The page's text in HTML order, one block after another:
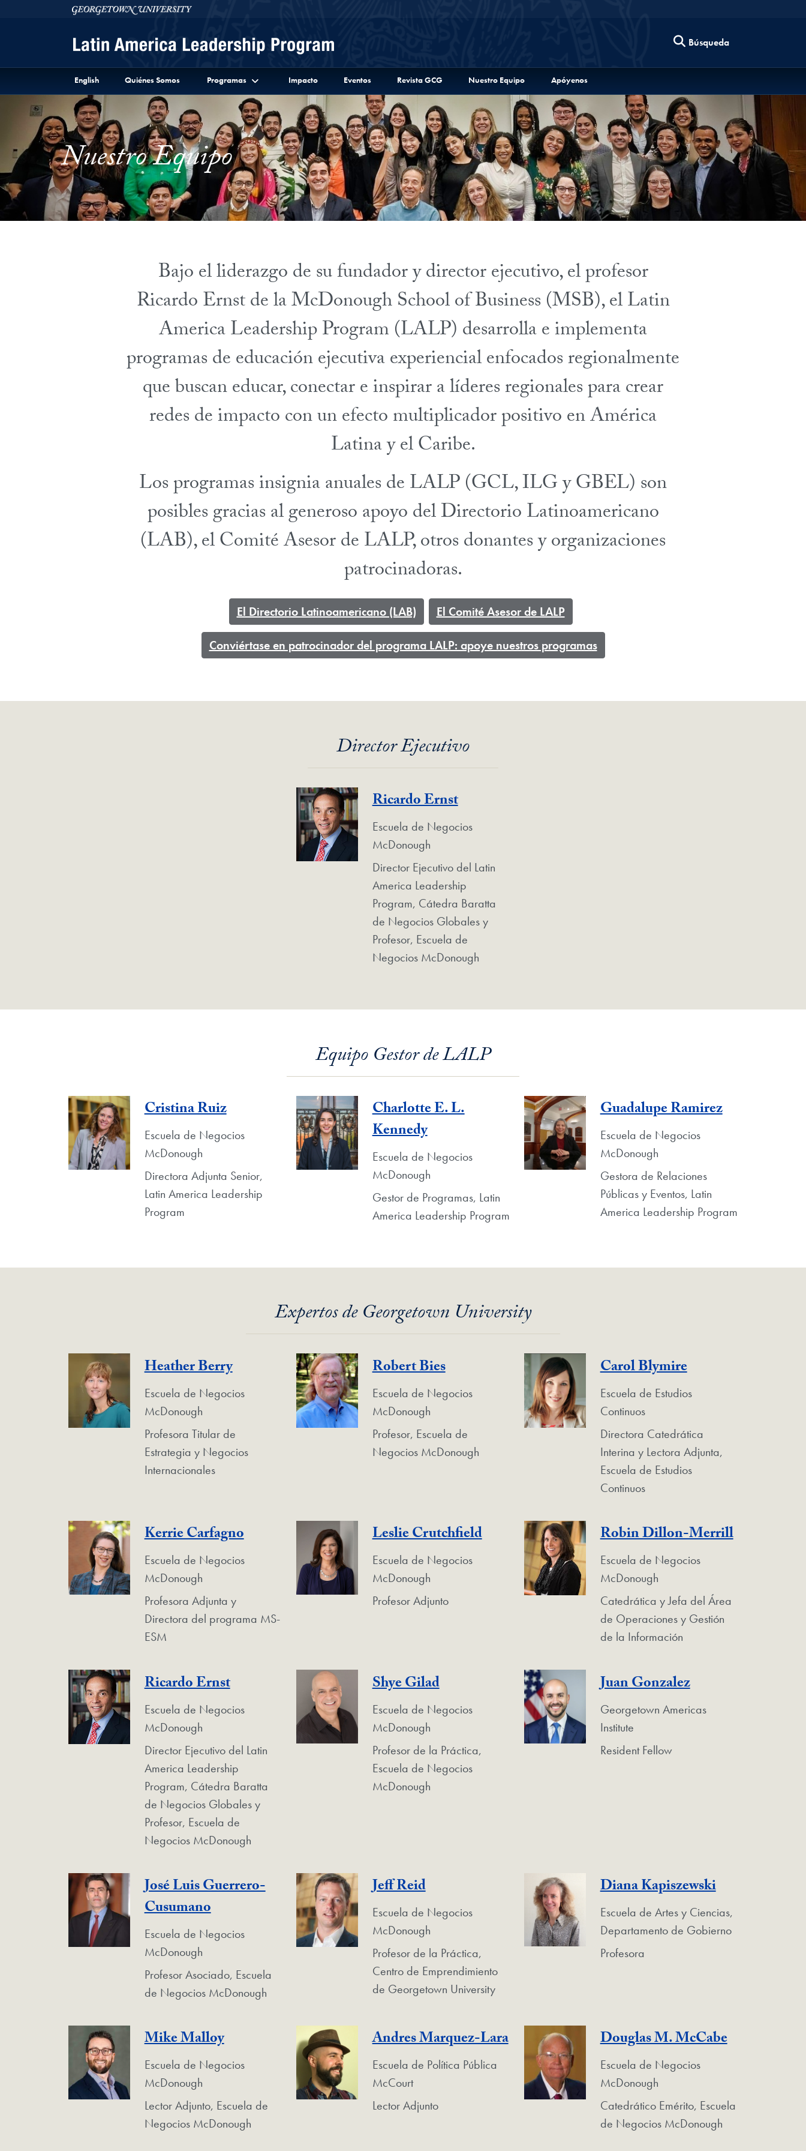
Skip to Latin America Leadership Program Full Site Menu
Skip to main contentGeorgetown University
Búsqueda
English Quiénes Somos Programas Impacto Eventos Revista GCG Nuestro Equipo Apóyenos
Nuestro Equipo
Bajo el liderazgo de su fundador y director ejecutivo, el profesor
Ricardo Ernst de la McDonough School of Business (MSB), el Latin
America Leadership Program (LALP) desarrolla e implementa
programas de educación ejecutiva experiencial enfocados regionalmente
que buscan educar, conectar e inspirar a líderes regionales para crear
redes de impacto con un efecto multiplicador positivo en América
Latina y el Caribe.
Los programas insignia anuales de LALP (GCL, ILG y GBEL) son
posibles gracias al generoso apoyo del Directorio Latinoamericano
(LAB), el Comité Asesor de LALP, otros donantes y organizaciones
patrocinadoras.
El Directorio Latinoamericano (LAB) El Comité Asesor de LALP
Conviértase en patrocinador del programa LALP: apoye nuestros programas
Director Ejecutivo
Ricardo Ernst
Escuela de Negocios
McDonough
Director Ejecutivo del Latin
America Leadership
Program, Cátedra Baratta
de Negocios Globales y
Profesor, Escuela de
Negocios McDonough
Equipo Gestor de LALP
Cristina Ruiz
Escuela de Negocios
McDonough
Directora Adjunta Senior,
Latin America Leadership
Program
Charlotte E. L.
Kennedy
Escuela de Negocios
McDonough
Gestor de Programas, Latin
America Leadership Program
Guadalupe Ramirez
Escuela de Negocios
McDonough
Gestora de Relaciones
Públicas y Eventos, Latin
America Leadership Program
Expertos de Georgetown University
Heather Berry
Escuela de Negocios
McDonough
Profesora Titular de
Estrategia y Negocios
Internacionales
Robert Bies
Escuela de Negocios
McDonough
Profesor, Escuela de
Negocios McDonough
Carol Blymire
Escuela de Estudios
Continuos
Directora Catedrática
Interina y Lectora Adjunta,
Escuela de Estudios
Continuos
Kerrie Carfagno
Escuela de Negocios
McDonough
Profesora Adjunta y
Directora del programa MS-
ESM
Leslie Crutchfield
Escuela de Negocios
McDonough
Profesor Adjunto
Robin Dillon-Merrill
Escuela de Negocios
McDonough
Catedrática y Jefa del Área
de Operaciones y Gestión
de la Información
Ricardo Ernst
Escuela de Negocios
McDonough
Director Ejecutivo del Latin
America Leadership
Program, Cátedra Baratta
de Negocios Globales y
Profesor, Escuela de
Negocios McDonough
Shye Gilad
Escuela de Negocios
McDonough
Profesor de la Práctica,
Escuela de Negocios
McDonough
Juan Gonzalez
Georgetown Americas
Institute
Resident Fellow
José Luis Guerrero-
Cusumano
Escuela de Negocios
McDonough
Profesor Asociado, Escuela
de Negocios McDonough
Jeff Reid
Escuela de Negocios
McDonough
Profesor de la Práctica,
Centro de Emprendimiento
de Georgetown University
Diana Kapiszewski
Escuela de Artes y Ciencias,
Departamento de Gobierno
Profesora
Mike Malloy
Escuela de Negocios
McDonough
Lector Adjunto, Escuela de
Negocios McDonough
Andres Marquez-Lara
Escuela de Política Pública
McCourt
Lector Adjunto
Douglas M. McCabe
Escuela de Negocios
McDonough
Catedrático Emérito, Escuela
de Negocios McDonough